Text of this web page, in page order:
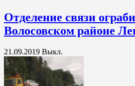
Отделение связи
Волосовском районе
21.09.2019 Выкл.